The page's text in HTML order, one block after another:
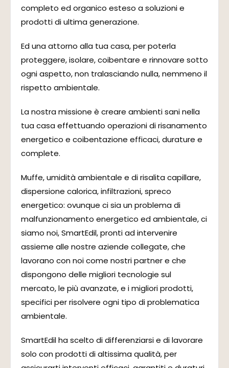
completo ed organico esteso a soluzioni e
prodotti di ultima generazione.
Ed una attorno alla tua casa, per poterla
proteggere, isolare, coibentare e rinnovare sotto
ogni aspetto, non tralasciando nulla, nemmeno il
rispetto ambientale.
La nostra missione è creare ambienti sani nella
tua casa effettuando operazioni di risanamento
energetico e coibentazione efficaci, durature e
complete.
Muffe, umidità ambientale e di risalita capillare,
dispersione calorica, infiltrazioni, spreco
energetico: ovunque ci sia un problema di
malfunzionamento energetico ed ambientale, ci
siamo noi, SmartEdil, pronti ad intervenire
assieme alle nostre aziende collegate, che
lavorano con noi come nostri partner e che
dispongono delle migliori tecnologie sul
mercato, le più avanzate, e i migliori prodotti,
specifici per risolvere ogni tipo di problematica
ambientale.
SmartEdil ha scelto di differenziarsi e di lavorare
solo con prodotti di altissima qualità, per